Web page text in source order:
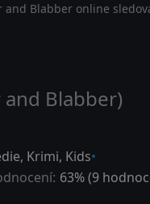
Blabber online
Blabber)
, Krimi, Kids
63% (9